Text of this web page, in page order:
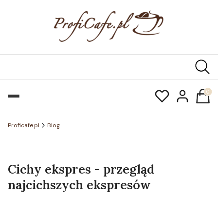
Proficafe.pl Blog
Cichy ekspres - przegląd
najcichszych ekspresów